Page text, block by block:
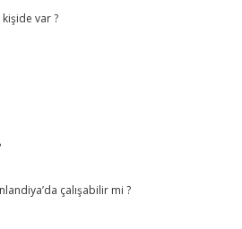
kişide var ?
çalışabilir mi ?